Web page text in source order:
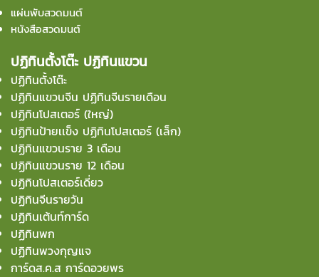
แผ่นพับสวดมนต์
หนังสือสวดมนต์
ปฏิทินตั้งโต๊ะ ปฏิทินแขวน
ปฏิทินตั้งโต๊ะ
ปฏิทินแขวนจีน ปฏิทินจีนรายเดือน
ปฏิทินโปสเตอร์ (ใหญ่)
ปฏิทินป้ายเเข็ง ปฏิทินโปสเตอร์ (เล็ก)
ปฏิทินแขวนราย 3 เดือน
ปฏิทินแขวนราย 12 เดือน
ปฏิทินโปสเตอร์เดี่ยว
ปฏิทินจีนรายวัน
ปฏิทินเต้นท์การ์ด
ปฏิทินพก
ปฏิทินพวงกุญแจ
การ์ดส.ค.ส การ์ดอวยพร